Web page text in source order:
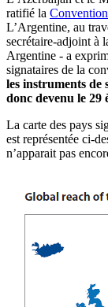
ratifié la
L’Argentine, au
secrétaire-adjoint à
Argentine - a
signataires de la
les instruments de
donc devenu le 29
La carte des pays
est représentée ci-
n’apparait pas